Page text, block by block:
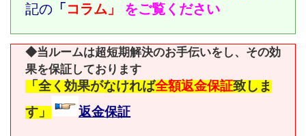
記の 「 コラム」 をご覧ください
◆当ルームは超短期解決のお手伝いをし、その効
果を保証しております
「全く効果がなければ全額返金保証致しま
す」
返金保証